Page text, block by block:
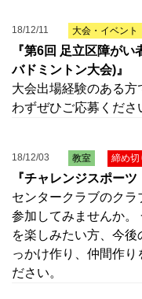
18/12/11 大会・イベント
『第6回 足立区障が
バドミントン大会)』
大会出場経験のある
わずぜひご応募くださ
18/12/03 教室 締め切
『チャレンジスポー
センタークラブのク
参加してみませんか。
を楽しみたい方、今
っかけ作り、仲間作り
ださい。